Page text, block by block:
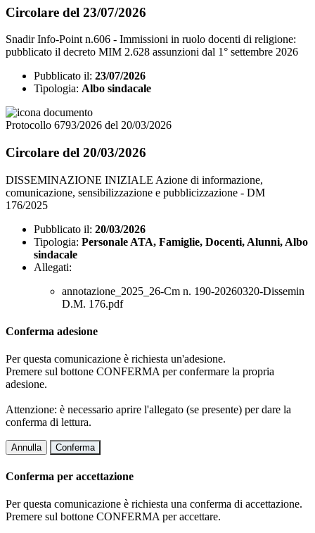
Circolare del 23/07/2026
Snadir Info-Point n.606 - Immissioni in ruolo docenti di religione:
pubblicato il decreto MIM 2.628 assunzioni dal 1° settembre 2026
Pubblicato il: 23/07/2026
Tipologia: Albo sindacale
Protocollo 6793/2026 del 20/03/2026
Circolare del 20/03/2026
DISSEMINAZIONE INIZIALE Azione di informazione,
comunicazione, sensibilizzazione e pubblicizzazione - DM
176/2025
Pubblicato il: 20/03/2026
Tipologia: Personale ATA, Famiglie, Docenti, Alunni, Albo
sindacale
Allegati:
annotazione_2025_26-Cm n. 190-20260320-Dissemin
D.M. 176.pdf
Conferma adesione
Per questa comunicazione è richiesta un'adesione.
Premere sul bottone CONFERMA per confermare la propria
adesione.
Attenzione: è necessario aprire l'allegato (se presente) per dare la
conferma di lettura.
Annulla Conferma
Conferma per accettazione
Per questa comunicazione è richiesta una conferma di accettazione.
Premere sul bottone CONFERMA per accettare.